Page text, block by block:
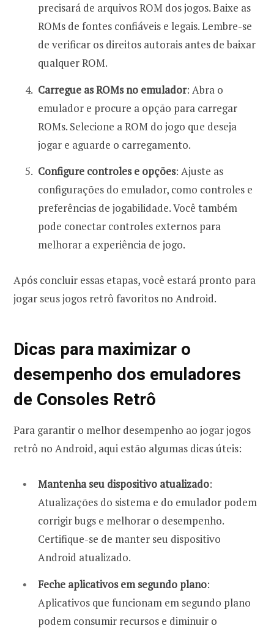
precisará de arquivos ROM dos jogos. Baixe as
ROMs de fontes confiáveis e legais. Lembre-se
de verificar os direitos autorais antes de baixar
qualquer ROM.
Carregue as ROMs no emulador: Abra o
emulador e procure a opção para carregar
ROMs. Selecione a ROM do jogo que deseja
jogar e aguarde o carregamento.
Configure controles e opções: Ajuste as
configurações do emulador, como controles e
preferências de jogabilidade. Você também
pode conectar controles externos para
melhorar a experiência de jogo.
Após concluir essas etapas, você estará pronto para
jogar seus jogos retrô favoritos no Android.
Dicas para maximizar o
desempenho dos emuladores
de Consoles Retrô
Para garantir o melhor desempenho ao jogar jogos
retrô no Android, aqui estão algumas dicas úteis:
Mantenha seu dispositivo atualizado:
Atualizações do sistema e do emulador podem
corrigir bugs e melhorar o desempenho.
Certifique-se de manter seu dispositivo
Android atualizado.
Feche aplicativos em segundo plano:
Aplicativos que funcionam em segundo plano
podem consumir recursos e diminuir o